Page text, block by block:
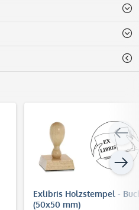
Exlibris Holzstempel -
(50x50 mm)